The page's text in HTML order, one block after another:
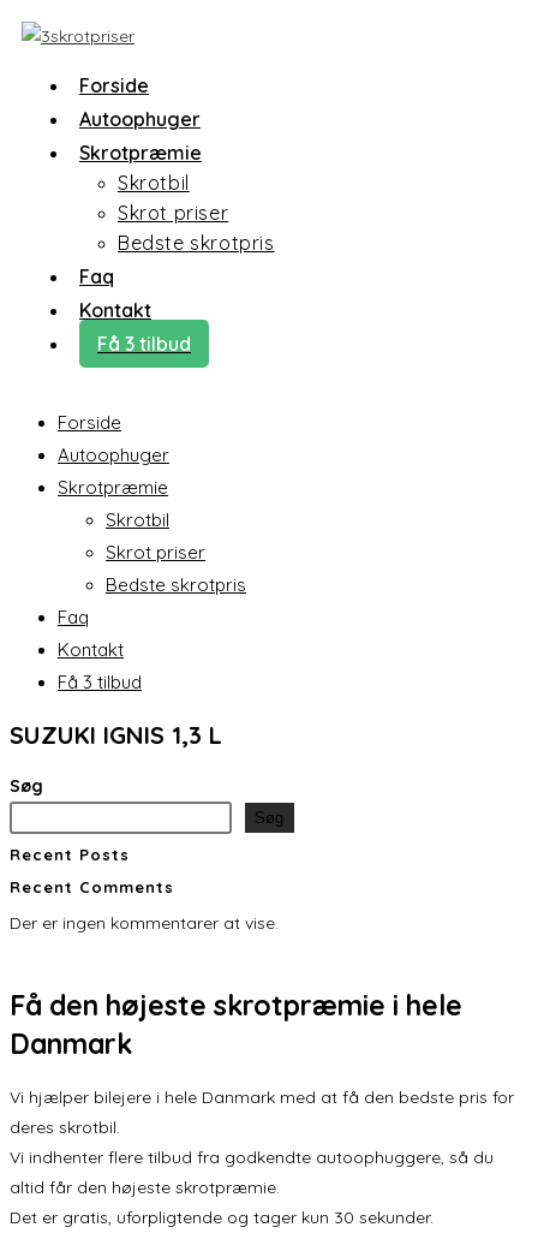
Forside
Autoophuger
Skrotpræmie
Skrotbil
Skrot priser
Bedste skrotpris
Faq
Kontakt
Få 3 tilbud
Forside
Autoophuger
Skrotpræmie
Skrotbil
Skrot priser
Bedste skrotpris
Faq
Kontakt
Få 3 tilbud
SUZUKI IGNIS 1,3 L
Søg
Søg
Recent Posts
Recent Comments
Der er ingen kommentarer at vise.
Få den højeste skrotpræmie i hele
Danmark
Vi hjælper bilejere i hele Danmark med at få den bedste pris for
deres skrotbil.
Vi indhenter flere tilbud fra godkendte autoophuggere, så du
altid får den højeste skrotpræmie.
Det er gratis, uforpligtende og tager kun 30 sekunder.